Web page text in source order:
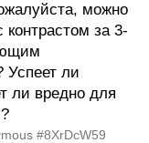
можно
за 3-
Успеет ли
ли вредно для
#8XrDcW59